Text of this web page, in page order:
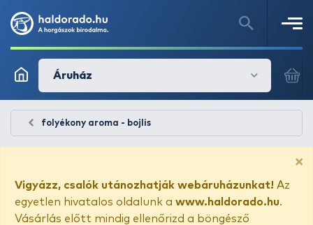
Áruház
folyékony aroma - bojlis
×
Vigyázz, csalók utánozhatják webáruházunkat! Az
egyetlen hivatalos oldalunk a www.haldorado.hu.
Vásárlás előtt mindig ellenőrizd a böngésző